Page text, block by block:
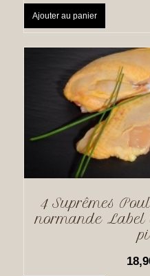
Ajouter au panier
4 Suprêmes
normande Label